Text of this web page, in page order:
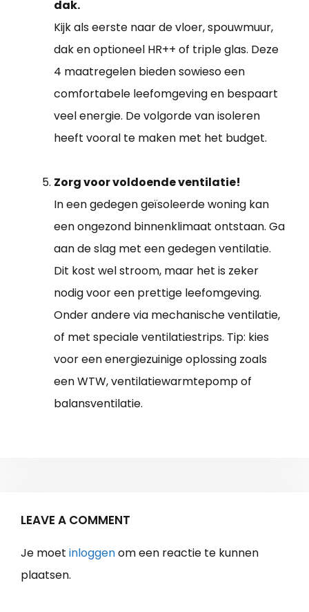
dak.
Kijk als eerste naar de vloer, spouwmuur,
dak en optioneel HR++ of triple glas. Deze
4 maatregelen bieden sowieso een
comfortabele leefomgeving en bespaart
veel energie. De volgorde van isoleren
heeft vooral te maken met het budget.
Zorg voor voldoende ventilatie!
In een gedegen geïsoleerde woning kan
een ongezond binnenklimaat ontstaan. Ga
aan de slag met een gedegen ventilatie.
Dit kost wel stroom, maar het is zeker
nodig voor een prettige leefomgeving.
Onder andere via mechanische ventilatie,
of met speciale ventilatiestrips. Tip: kies
voor een energiezuinige oplossing zoals
een WTW, ventilatiewarmtepomp of
balansventilatie.
LEAVE A COMMENT
Je moet inloggenom een reactie te kunnen
plaatsen.